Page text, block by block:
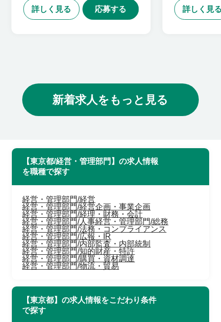
詳しく見る 応募する 詳しく見
新着求人をもっと見る
【東京都/経営・管理部門】の求人情報
を職種で探す
経営・管理部門/経営
経営・管理部門/経営企画・事業企画
経営・管理部門/経理・財務・会計
経営・管理部門/人事経営・管理部門/総務
経営・管理部門/法務・コンプライアンス
経営・管理部門/広報・IR
経営・管理部門/内部監査・内部統制
経営・管理部門/知的財産・特許
経営・管理部門/購買・資材調達
経営・管理部門/物流・貿易
【東京都】の求人情報をこだわり条件
で探す